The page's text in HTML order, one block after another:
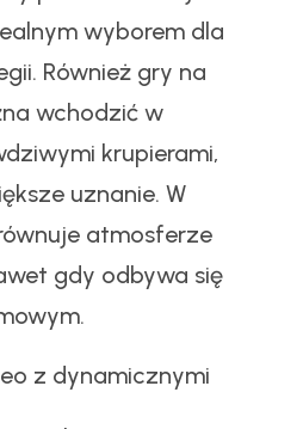
wyborem dla
Również gry na
wchodzić w
krupierami,
uznanie. W
atmosferze
gdy odbywa się
z dynamicznymi